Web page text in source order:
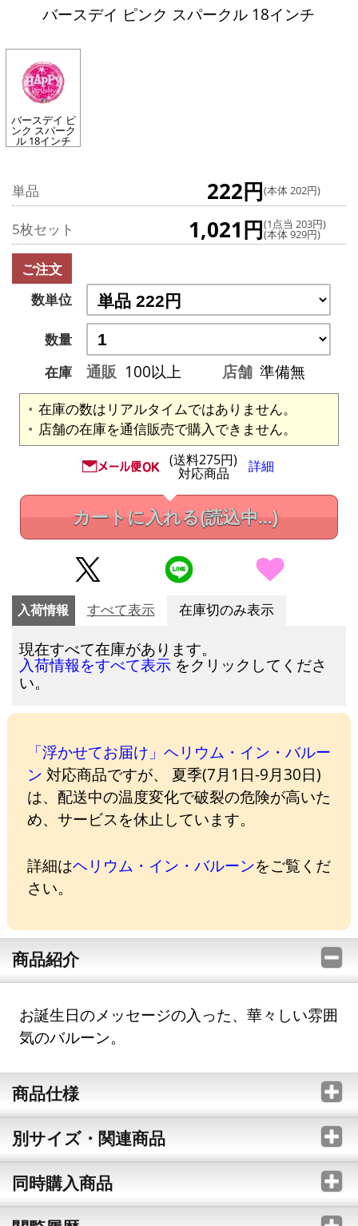
バースデイ ピンク スパークル 18インチ
バースデイ ピ
ンク スパーク
ル 18インチ
単品 222円(本体 202円)
5枚セット 1,021円(1点当 203円)
(本体 929円)
ご注文
数単位
数量
在庫
通販 100以上 店舗 準備無
在庫の数はリアルタイムではありません。
店舗の在庫を通信販売で購入できません。
(送料275円)
対応商品 詳細
カートに入れる(読込中...)
入荷情報 すべて表示 在庫切のみ表示
現在すべて在庫があります。
入荷情報をすべて表示 をクリックしてくださ
い。
「浮かせてお届け」ヘリウム・イン・バルー
ン 対応商品ですが、 夏季(7月1日-9月30日)
は、配送中の温度変化で破裂の危険が高いた
め、サービスを休止しています。
詳細はヘリウム・イン・バルーンをご覧くだ
さい。
商品紹介
お誕生日のメッセージの入った、華々しい雰囲
気のバルーン。
商品仕様
別サイズ・関連商品
同時購入商品